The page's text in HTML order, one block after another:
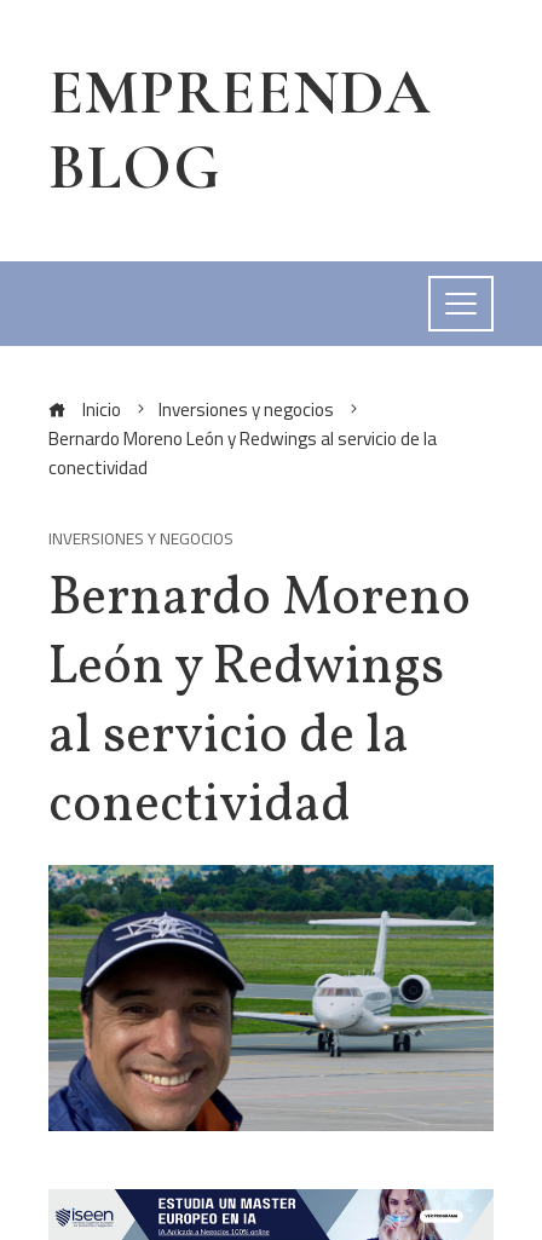
EMPREENDA
BLOG
Inicio
Inversiones y negocios
Bernardo Moreno León y Redwings al servicio de la
conectividad
INVERSIONES Y NEGOCIOS
Bernardo Moreno
León y Redwings
al servicio de la
conectividad